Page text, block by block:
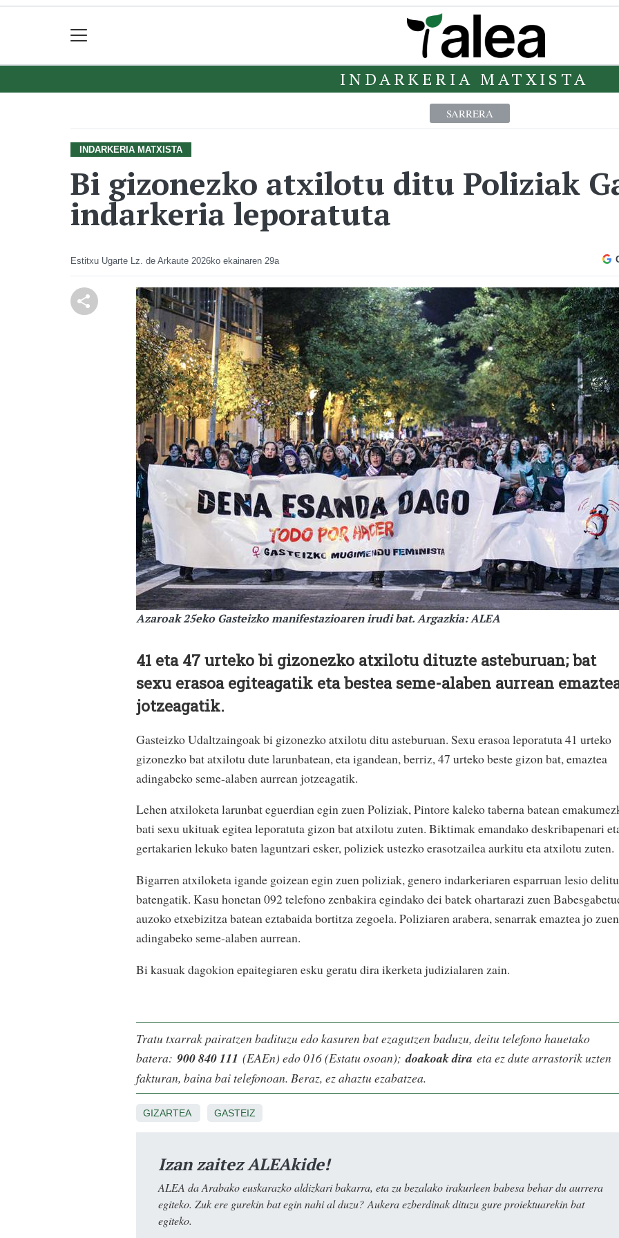
INDARKERIA MATXISTA
SARRERA
INDARKERIA MATXISTA
Bi gizonezko atxilotu ditu Poliziak
indarkeria leporatuta
Estitxu Ugarte Lz. de Arkaute 2026ko ekainaren 29a
Azaroak 25eko Gasteizko manifestazioaren irudi bat. Argazkia: ALEA
41 eta 47 urteko bi gizonezko atxilotu dituzte asteburuan; bat
sexu erasoa egiteagatik eta bestea seme-alaben aurrean
jotzeagatik.
Gasteizko Udaltzaingoak bi gizonezko atxilotu ditu asteburuan. Sexu erasoa leporatuta 41 urteko
gizonezko bat atxilotu dute larunbatean, eta igandean, berriz, 47 urteko beste gizon bat, emaztea
adingabeko seme-alaben aurrean jotzeagatik.
Lehen atxiloketa larunbat eguerdian egin zuen Poliziak, Pintore kaleko taberna batean
bati sexu ukituak egitea leporatuta gizon bat atxilotu zuten. Biktimak emandako deskribapenari
gertakarien lekuko baten laguntzari esker, poliziek ustezko erasotzailea aurkitu eta atxilotu zuten.
Bigarren atxiloketa igande goizean egin zuen poliziak, genero indarkeriaren esparruan lesio delitu
batengatik. Kasu honetan 092 telefono zenbakira egindako dei batek ohartarazi zuen
auzoko etxebizitza batean eztabaida bortitza zegoela. Poliziaren arabera, senarrak emaztea jo zuen
adingabeko seme-alaben aurrean.
Bi kasuak dagokion epaitegiaren esku geratu dira ikerketa judizialaren zain.
Tratu txarrak pairatzen badituzu edo kasuren bat ezagutzen baduzu, deitu telefono hauetako
batera: 900 840 111 (EAEn) edo 016 (Estatu osoan);doakoak dira eta ez dute arrastorik uzten
fakturan, baina bai telefonoan. Beraz, ez ahaztu ezabatzea.
GIZARTEA GASTEIZ
Izan zaitez ALEAkide!
ALEA da Arabako euskarazko aldizkari bakarra, eta zu bezalako irakurleen babesa behar du aurrera
egiteko. Zuk ere gurekin bat egin nahi al duzu? Aukera ezberdinak dituzu gure proiektuarekin bat
egiteko.